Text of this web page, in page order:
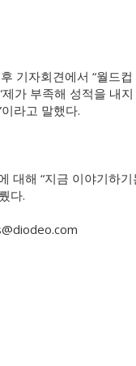
기자회견에서 “월드
제가 부족해 성적을 내
라고 말했다.
대해 “지금 이야기하
다.